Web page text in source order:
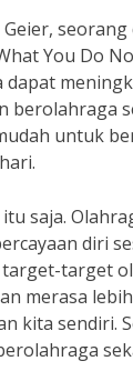
You Do
dapat
berolahraga
untuk
saja.
diri
target
merasa
kita sendiri.